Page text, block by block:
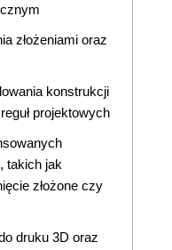
złożeniami oraz
konstrukcji
projektowych
takich jak
złożone czy
druku 3D oraz